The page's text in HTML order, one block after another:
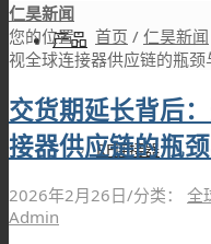
产品
RF连接器
仁昊新闻
您的位置： 首页 / 仁昊新闻
视全球连接器供应链的瓶颈
交货期延长背后
接器供应链的瓶
2026年2月26日/分类： 全
Admin